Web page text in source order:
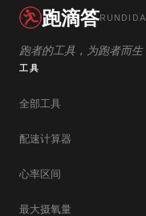
跑滴答RUNDIDA
跑者的工具，为跑者而生
工具
全部工具
配速计算器
心率区间
最大摄氧量